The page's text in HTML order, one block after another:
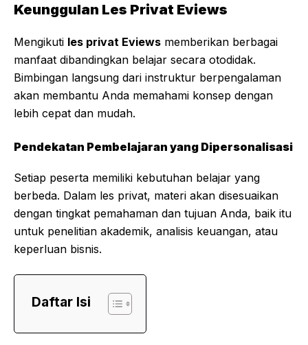
Keunggulan Les Privat Eviews
Mengikuti les privat Eviews memberikan berbagai
manfaat dibandingkan belajar secara otodidak.
Bimbingan langsung dari instruktur berpengalaman
akan membantu Anda memahami konsep dengan
lebih cepat dan mudah.
Pendekatan Pembelajaran yang Dipersonalisasi
Setiap peserta memiliki kebutuhan belajar yang
berbeda. Dalam les privat, materi akan disesuaikan
dengan tingkat pemahaman dan tujuan Anda, baik itu
untuk penelitian akademik, analisis keuangan, atau
keperluan bisnis.
Daftar Isi